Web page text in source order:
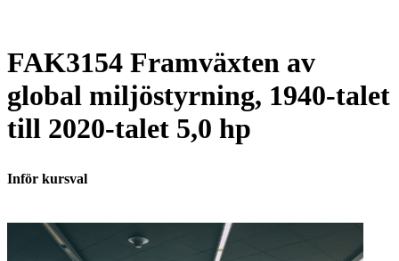
FAK3154 Framväxten av
global miljöstyrning, 1940-talet
till 2020-talet 5,0 hp
Inför kursval